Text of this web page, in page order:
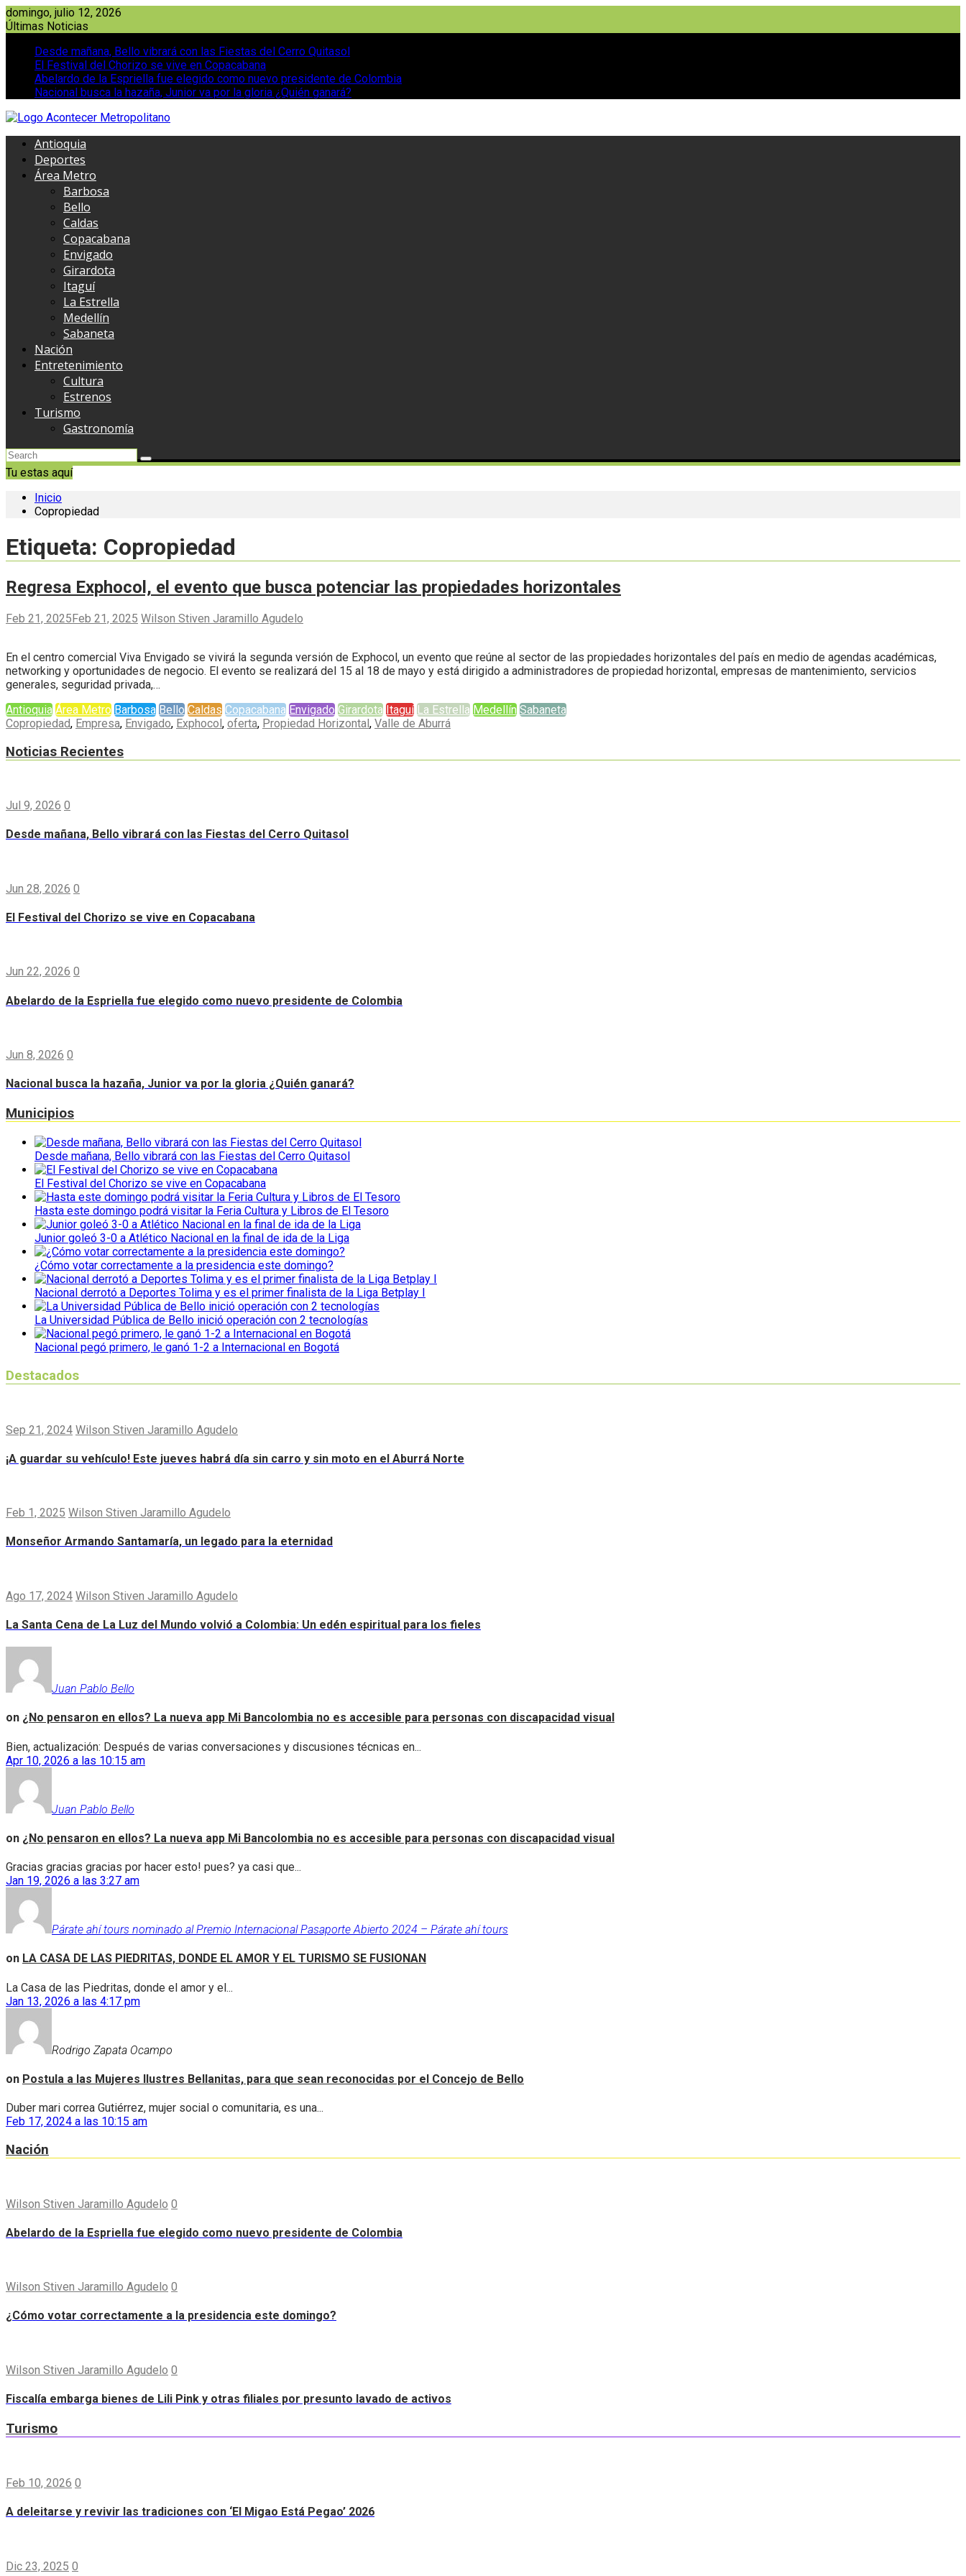
Saltar
al
domingo, julio 12, 2026
Últimas Noticias
Desde mañana, Bello vibrará con las Fiestas del Cerro Quitasol
El Festival del Chorizo se vive en Copacabana
Abelardo de la Espriella fue elegido como nuevo presidente de Colombia
Nacional busca la hazaña, Junior va por la gloria ¿Quién ganará?
Antioquia
Deportes
Área Metro
Barbosa
Bello
Caldas
Copacabana
Envigado
Girardota
Itaguí
La Estrella
Medellín
Sabaneta
Nación
Entretenimiento
Cultura
Estrenos
Turismo
Gastronomía
Tu estas aquí
Inicio
Copropiedad
Etiqueta: Copropiedad
Regresa Exphocol, el evento que busca potenciar las propiedades horizontales
Feb 21, 2025Feb 21, 2025 Wilson Stiven Jaramillo Agudelo
En el centro comercial Viva Envigado se vivirá la segunda versión de Exphocol, un evento que reúne al sector de las propiedades horizontales del país en medio de agendas académicas,
networking y oportunidades de negocio. El evento se realizará del 15 al 18 de mayo y está dirigido a administradores de propiedad horizontal, empresas de mantenimiento, servicios
generales, seguridad privada,…
Antioquia Área Metro Barbosa Bello Caldas Copacabana Envigado Girardota Itaguí La Estrella Medellín Sabaneta
Copropiedad, Empresa, Envigado, Exphocol, oferta, Propiedad Horizontal, Valle de Aburrá
Noticias Recientes
Jul 9, 2026 0
Desde mañana, Bello vibrará con las Fiestas del Cerro Quitasol
Jun 28, 2026 0
El Festival del Chorizo se vive en Copacabana
Jun 22, 2026 0
Abelardo de la Espriella fue elegido como nuevo presidente de Colombia
Jun 8, 2026 0
Nacional busca la hazaña, Junior va por la gloria ¿Quién ganará?
Municipios
Desde mañana, Bello vibrará con las Fiestas del Cerro Quitasol
El Festival del Chorizo se vive en Copacabana
Hasta este domingo podrá visitar la Feria Cultura y Libros de El Tesoro
Junior goleó 3-0 a Atlético Nacional en la final de ida de la Liga
¿Cómo votar correctamente a la presidencia este domingo?
Nacional derrotó a Deportes Tolima y es el primer finalista de la Liga Betplay I
La Universidad Pública de Bello inició operación con 2 tecnologías
Nacional pegó primero, le ganó 1-2 a Internacional en Bogotá
Destacados
Sep 21, 2024 Wilson Stiven Jaramillo Agudelo
¡A guardar su vehículo! Este jueves habrá día sin carro y sin moto en el Aburrá Norte
Feb 1, 2025 Wilson Stiven Jaramillo Agudelo
Monseñor Armando Santamaría, un legado para la eternidad
Ago 17, 2024 Wilson Stiven Jaramillo Agudelo
La Santa Cena de La Luz del Mundo volvió a Colombia: Un edén espiritual para los fieles
Juan Pablo Bello
on ¿No pensaron en ellos? La nueva app Mi Bancolombia no es accesible para personas con discapacidad visual
Bien, actualización: Después de varias conversaciones y discusiones técnicas en...
Apr 10, 2026 a las 10:15 am
Juan Pablo Bello
on ¿No pensaron en ellos? La nueva app Mi Bancolombia no es accesible para personas con discapacidad visual
Gracias gracias gracias por hacer esto! pues? ya casi que...
Jan 19, 2026 a las 3:27 am
Párate ahí tours nominado al Premio Internacional Pasaporte Abierto 2024 – Párate ahí tours
on LA CASA DE LAS PIEDRITAS, DONDE EL AMOR Y EL TURISMO SE FUSIONAN
La Casa de las Piedritas, donde el amor y el...
Jan 13, 2026 a las 4:17 pm
Rodrigo Zapata Ocampo
on Postula a las Mujeres Ilustres Bellanitas, para que sean reconocidas por el Concejo de Bello
Duber mari correa Gutiérrez, mujer social o comunitaria, es una...
Feb 17, 2024 a las 10:15 am
Nación
Wilson Stiven Jaramillo Agudelo 0
Abelardo de la Espriella fue elegido como nuevo presidente de Colombia
Wilson Stiven Jaramillo Agudelo 0
¿Cómo votar correctamente a la presidencia este domingo?
Wilson Stiven Jaramillo Agudelo 0
Fiscalía embarga bienes de Lili Pink y otras filiales por presunto lavado de activos
Turismo
Feb 10, 2026 0
A deleitarse y revivir las tradiciones con ‘El Migao Está Pegao’ 2026
Dic 23, 2025 0